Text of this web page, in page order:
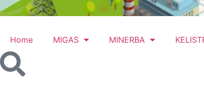
Home MIGAS MINERBA